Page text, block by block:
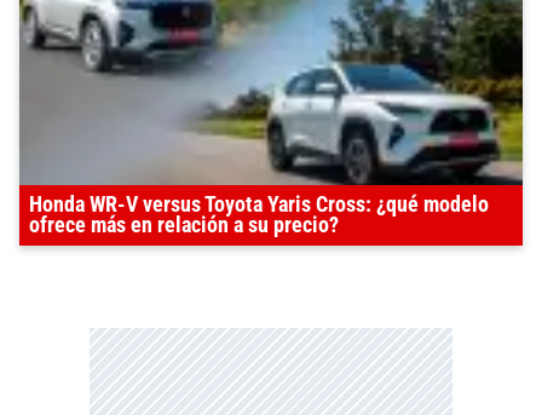
Honda WR-V versus Toyota Yaris Cross: ¿qué modelo
ofrece más en relación a su precio?